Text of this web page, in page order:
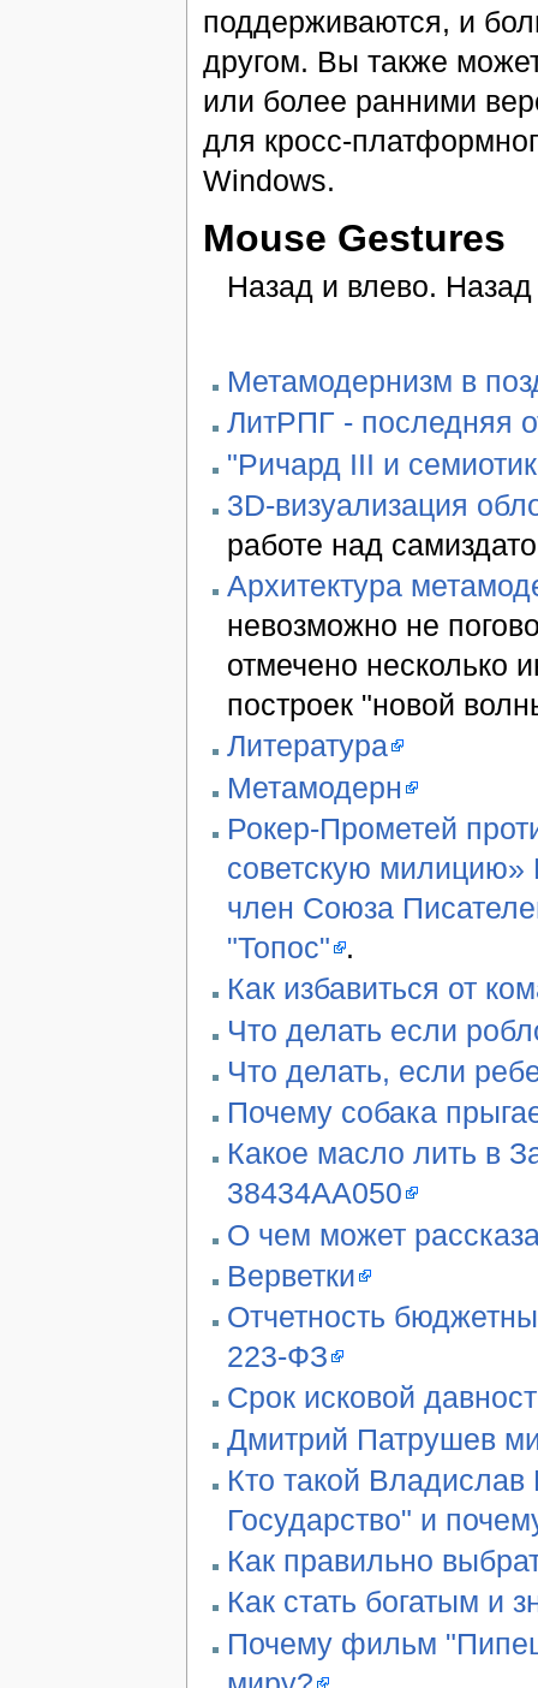
поддерживаются, и
другом. Вы также
или более ранними
для кросс-
Windows.
Mouse Gestures
Назад и влево.
Метамодернизм в
ЛитРПГ - последняя
"Ричард III и
3D-визуализация
работе над
Архитектура
невозможно не
отмечено несколько
построек "новой
Литература
Метамодерн
Рокер-Прометей
советскую
член Союза
"Топос" .
Как избавиться от
Что делать если
Что делать, если
Почему собака
Какое масло лить в
38434AA050
О чем может
Верветки
Отчетность
223-ФЗ
Срок исковой
Дмитрий Патрушев
Кто такой
Государство" и
Как правильно
Как стать богатым и
Почему фильм